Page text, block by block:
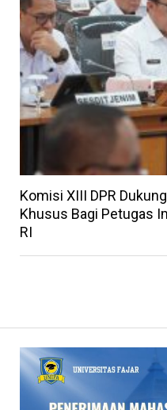
Komisi XIII DPR
Khusus Bagi Petugas
RI